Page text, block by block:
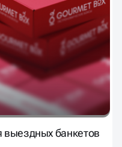
выездных банкетов